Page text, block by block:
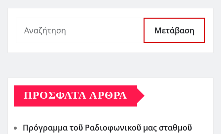
Μετάβαση
ΠΡΌΣΦΑΤΑ ΆΡΘΡΑ
Πρόγραμμα τοῦ Ραδιοφωνικοῦ μας σταθμοῦ